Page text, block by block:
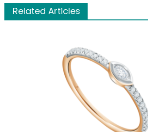
Related Articles